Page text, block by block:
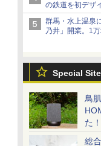
の鉄道を初デザ
特急」をなにわ
群馬・水上温泉
乃井」開業。1
Special Site
鳥
た！
総